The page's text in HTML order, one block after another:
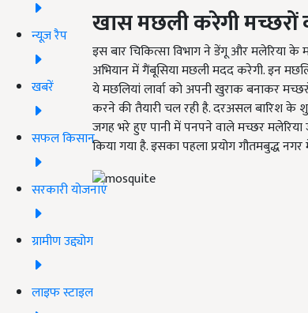
न्यूज़ रैप
खबरें
सफल किसान
सरकारी योजनाएं
ग्रामीण उद्द्योग
लाइफ स्टाइल
खास मछली करेगी मच्छरों
इस बार चिकित्सा विभाग ने डेंगू और मलेरिया
अभियान में गैंबूसिया मछली मदद करेगी. इन
ये मछलियां लार्वा को अपनी खुराक बनाकर
करने की तैयारी चल रही है. दरअसल बारिश के
जगह भरे हुए पानी में पनपने वाले मच्छर
किया गया है. इसका पहला प्रयोग गौतमबुद्ध नगर